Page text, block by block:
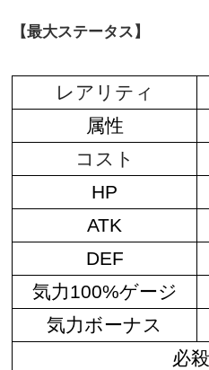
【最大ステータス】
レアリティ
属性
コスト
HP
ATK
DEF
気力100%ゲージ
気力ボーナス
必